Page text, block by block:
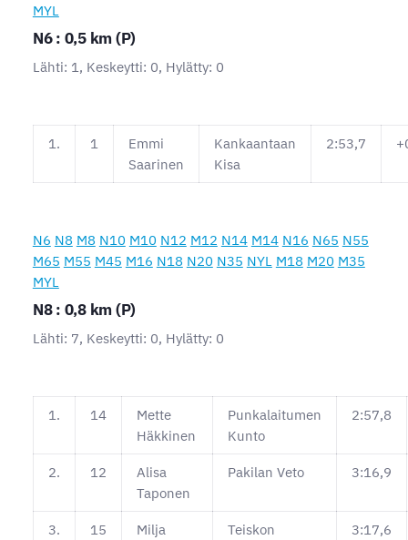
MYL
N6 : 0,5 km (P)
Lähti: 1, Keskeytti: 0, Hylätty: 0
1. 1
Emmi
Saarinen
Kankaantaan
Kisa
2:53,7
N6 N8 M8 N10 M10 N12 M12 N14 M14 N16 N65 N55
M65 M55 M45 M16 N18 N20 N35 NYL M18 M20 M35
MYL
N8 : 0,8 km (P)
Lähti: 7, Keskeytti: 0, Hylätty: 0
1. 14
Mette
Häkkinen
Punkalaitumen
Kunto
2:57,8
2. 12
Alisa
Taponen
Pakilan Veto 3:16,9
3. 15
Milja
Teiskon
3:17,6